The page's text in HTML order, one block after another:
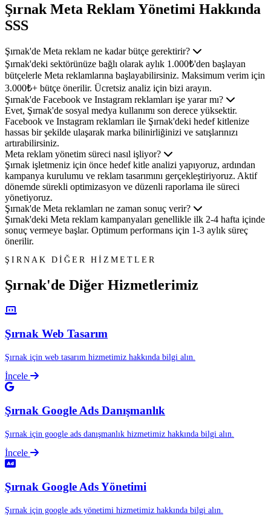
Şırnak Meta Reklam Yönetimi Hakkında
SSS
Şırnak'de Meta reklam ne kadar bütçe gerektirir?
Şırnak'deki sektörünüze bağlı olarak aylık 1.000₺'den başlayan
bütçelerle Meta reklamlarına başlayabilirsiniz. Maksimum verim için
3.000₺+ bütçe önerilir. Ücretsiz analiz için bizi arayın.
Şırnak'de Facebook ve Instagram reklamları işe yarar mı?
Evet, Şırnak'de sosyal medya kullanımı son derece yüksektir.
Facebook ve Instagram reklamları ile Şırnak'deki hedef kitlenize
hassas bir şekilde ulaşarak marka bilinirliğinizi ve satışlarınızı
artırabilirsiniz.
Meta reklam yönetim süreci nasıl işliyor?
Şırnak işletmeniz için önce hedef kitle analizi yapıyoruz, ardından
kampanya kurulumu ve reklam tasarımını gerçekleştiriyoruz. Aktif
dönemde sürekli optimizasyon ve düzenli raporlama ile süreci
yönetiyoruz.
Şırnak'de Meta reklamları ne zaman sonuç verir?
Şırnak'deki Meta reklam kampanyaları genellikle ilk 2-4 hafta içinde
sonuç vermeye başlar. Optimum performans için 1-3 aylık süreç
önerilir.
ŞIRNAK DİĞER HİZMETLER
Şırnak'de Diğer Hizmetlerimiz
Şırnak Web Tasarım
Şırnak için web tasarım hizmetimiz hakkında bilgi alın.
İncele
Şırnak Google Ads Danışmanlık
Şırnak için google ads danışmanlık hizmetimiz hakkında bilgi alın.
İncele
Şırnak Google Ads Yönetimi
Şırnak için google ads yönetimi hizmetimiz hakkında bilgi alın.